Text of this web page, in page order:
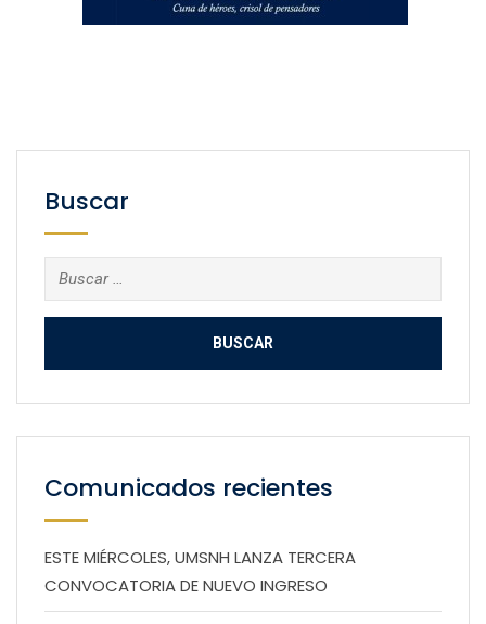
Buscar
Buscar:
Comunicados recientes
ESTE MIÉRCOLES, UMSNH LANZA TERCERA
CONVOCATORIA DE NUEVO INGRESO